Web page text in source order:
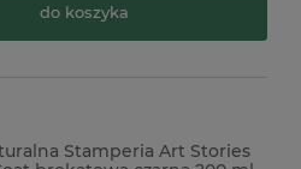
do koszyka
Stamperia Art Stories